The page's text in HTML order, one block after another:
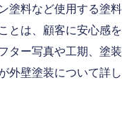
塗料など使用する塗料
とは、顧客に安心感を
ター写真や工期、塗装
外壁塗装について詳し